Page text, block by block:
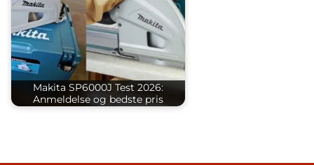
Makita SP6000J Test 2026:
Anmeldelse og bedste pris